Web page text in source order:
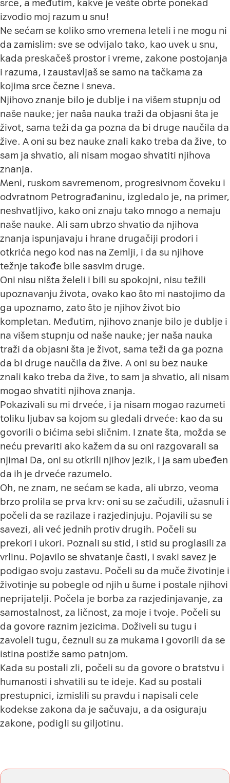
srce, a međutim, kakve je vešte obrte ponekad
izvodio moj razum u snu!
Ne sećam se koliko smo vremena leteli i ne mogu ni
da zamislim: sve se odvijalo tako, kao uvek u snu,
kada preskačeš prostor i vreme, zakone postojanja
i razuma, i zaustavljaš se samo na tačkama za
kojima srce čezne i sneva.
Njihovo znanje bilo je dublje i na višem stupnju od
naše nauke; jer naša nauka traži da objasni šta je
život, sama teži da ga pozna da bi druge naučila da
žive. A oni su bez nauke znali kako treba da žive, to
sam ja shvatio, ali nisam mogao shvatiti njihova
znanja.
Meni, ruskom savremenom, progresivnom čoveku i
odvratnom Petrograđaninu, izgledalo je, na primer,
neshvatljivo, kako oni znaju tako mnogo a nemaju
naše nauke. Ali sam ubrzo shvatio da njihova
znanja ispunjavaju i hrane drugačiji prodori i
otkrića nego kod nas na Zemlji, i da su njihove
težnje takođe bile sasvim druge.
Oni nisu ništa želeli i bili su spokojni, nisu težili
upoznavanju života, ovako kao što mi nastojimo da
ga upoznamo, zato što je njihov život bio
kompletan. Međutim, njihovo znanje bilo je dublje i
na višem stupnju od naše nauke; jer naša nauka
traži da objasni šta je život, sama teži da ga pozna
da bi druge naučila da žive. A oni su bez nauke
znali kako treba da žive, to sam ja shvatio, ali nisam
mogao shvatiti njihova znanja.
Pokazivali su mi drveće, i ja nisam mogao razumeti
toliku ljubav sa kojom su gledali drveće: kao da su
govorili o bićima sebi sličnim. I znate šta, možda se
neću prevariti ako kažem da su oni razgovarali sa
njima! Da, oni su otkrili njihov jezik, i ja sam ubeđen
da ih je drveće razumelo.
Oh, ne znam, ne sećam se kada, ali ubrzo, veoma
brzo prolila se prva krv: oni su se začudili, užasnuli i
počeli da se razilaze i razjedinjuju. Pojavili su se
savezi, ali već jednih protiv drugih. Počeli su
prekori i ukori. Poznali su stid, i stid su proglasili za
vrlinu. Pojavilo se shvatanje časti, i svaki savez je
podigao svoju zastavu. Počeli su da muče životinje i
životinje su pobegle od njih u šume i postale njihovi
neprijatelji. Počela je borba za razjedinjavanje, za
samostalnost, za ličnost, za moje i tvoje. Počeli su
da govore raznim jezicima. Doživeli su tugu i
zavoleli tugu, čeznuli su za mukama i govorili da se
istina postiže samo patnjom.
Kada su postali zli, počeli su da govore o bratstvu i
humanosti i shvatili su te ideje. Kad su postali
prestupnici, izmislili su pravdu i napisali cele
kodekse zakona da je sačuvaju, a da osiguraju
zakone, podigli su giljotinu.